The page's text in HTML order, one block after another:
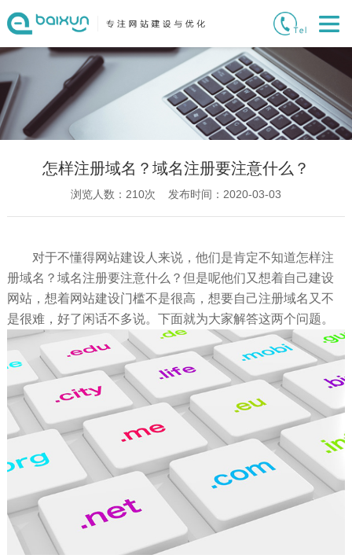
怎样注册域名？域名注册要注意什么？
浏览人数： 210次 发布时间：2020-03-03
对于不懂得网站建设人来说，他们是肯定不知道怎样注
册域名？域名注册要注意什么？但是呢他们又想着自己建设
网站，想着网站建设门槛不是很高，想要自己注册域名又不
是很难，好了闲话不多说。下面就为大家解答这两个问题。